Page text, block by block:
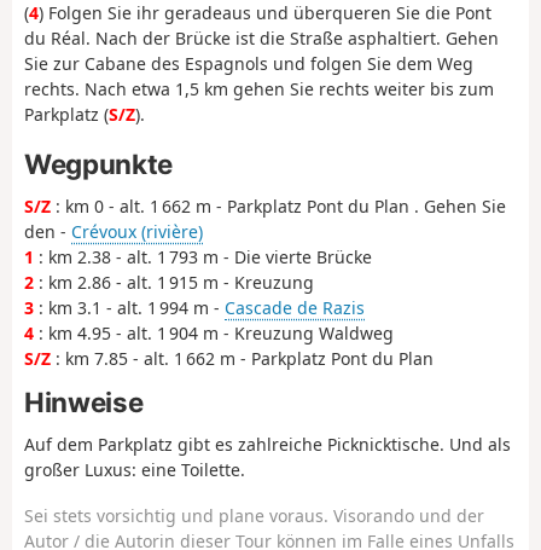
(4) Folgen Sie ihr geradeaus und überqueren Sie die Pont
du Réal. Nach der Brücke ist die Straße asphaltiert. Gehen
Sie zur Cabane des Espagnols und folgen Sie dem Weg
rechts. Nach etwa 1,5 km gehen Sie rechts weiter bis zum
Parkplatz (S/Z).
Wegpunkte
S/Z : km 0 - alt. 1 662 m - Parkplatz Pont du Plan . Gehen Sie
den - Crévoux (rivière)
1 : km 2.38 - alt. 1 793 m - Die vierte Brücke
2 : km 2.86 - alt. 1 915 m - Kreuzung
3 : km 3.1 - alt. 1 994 m - Cascade de Razis
4 : km 4.95 - alt. 1 904 m - Kreuzung Waldweg
S/Z : km 7.85 - alt. 1 662 m - Parkplatz Pont du Plan
Hinweise
Auf dem Parkplatz gibt es zahlreiche Picknicktische. Und als
großer Luxus: eine Toilette.
Sei stets vorsichtig und plane voraus. Visorando und der
Autor / die Autorin dieser Tour können im Falle eines Unfalls